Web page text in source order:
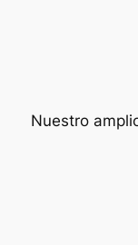
Nuestro